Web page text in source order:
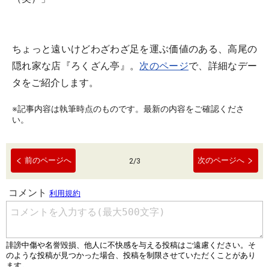
ちょっと遠いけどわざわざ足を運ぶ価値のある、高尾の
隠れ家な店『ろくざん亭』。 次のページで、詳細なデー
タをご紹介します。
※記事内容は執筆時点のものです。最新の内容をご確認くださ
い。
前のページへ 2/3 次のページへ